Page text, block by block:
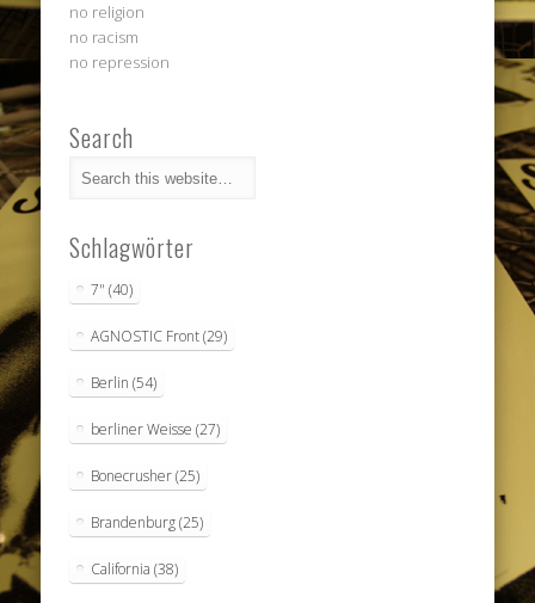
no religion
no racism
no repression
Search
Schlagwörter
7" (40)
AGNOSTIC Front(29)
Berlin (54)
berliner Weisse (27)
Bonecrusher(25)
Brandenburg(25)
California (38)